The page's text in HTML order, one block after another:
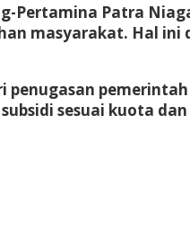
Pertamina Patra
masyarakat. Hal ini
penugasan
sesuai kuota